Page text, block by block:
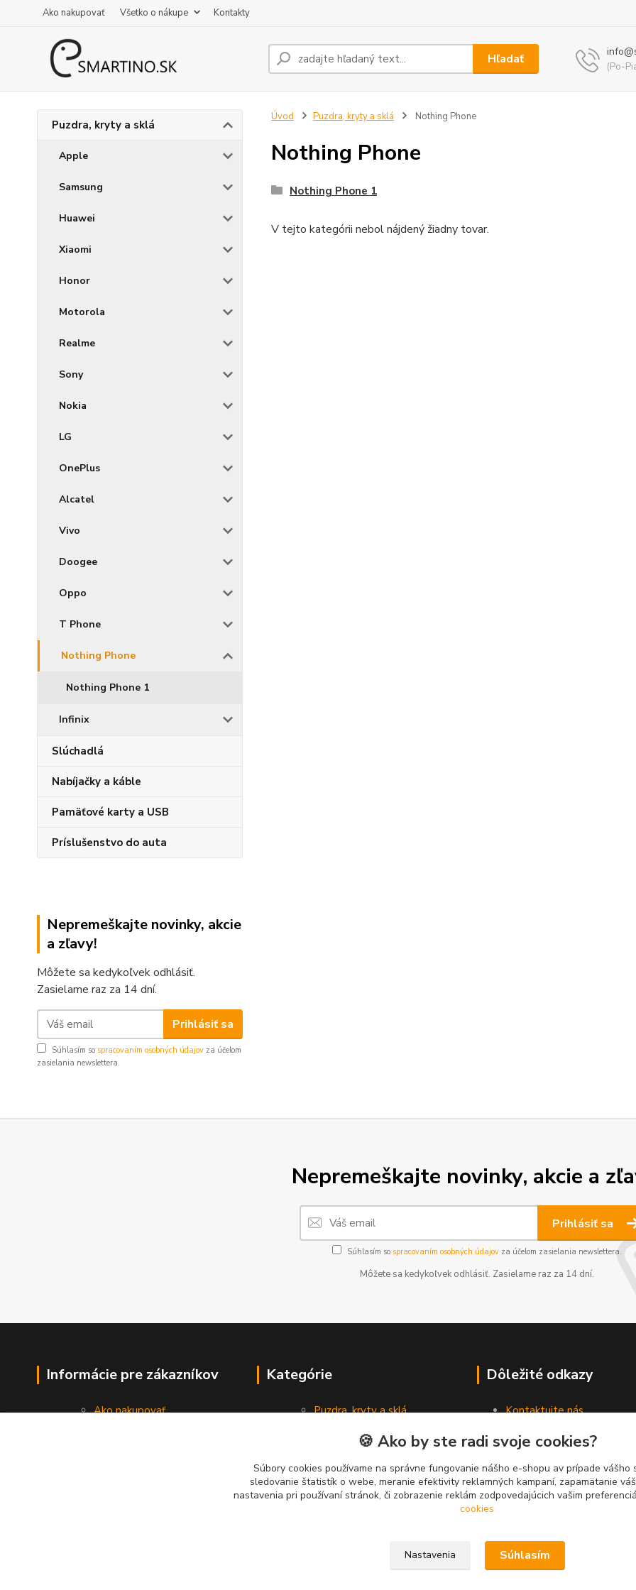
Ako nakupovať Všetko o nákupe Kontakty
Hľadať
(Po-
Puzdra, kryty a sklá
Apple
Samsung
Huawei
Xiaomi
Honor
Motorola
Realme
Sony
Nokia
LG
OnePlus
Alcatel
Vivo
Doogee
Oppo
T Phone
Nothing Phone
Nothing Phone 1
Infinix
Slúchadlá
Nabíjačky a káble
Pamäťové karty a USB
Príslušenstvo do auta
Nepremeškajte novinky, akcie
a zľavy!
Môžete sa kedykoľvek odhlásiť.
Zasielame raz za 14 dní.
Prihlásiť sa
Súhlasím so spracovaním osobných údajov za účelom
zasielania newslettera.
Úvod Puzdra, kryty a sklá Nothing Phone
Nothing Phone
Nothing Phone 1
V tejto kategórii nebol nájdený žiadny tovar.
Nepremeškajte novinky, akcie a
Prihlásiť sa
Súhlasím so spracovaním osobných údajov za účelom zasielania newslettera.
Môžete sa kedykoľvek odhlásiť. Zasielame raz za 14 dní.
Informácie pre zákazníkov
Ako nakupovať
Kategórie
Puzdra, kryty a sklá
Nabíjačky a káble
Pamäťové karty a USB
Príslušenstvo do auta
Dôležité odkazy
Kontaktujte nás
hľadali?
🍪 Ako by ste radi svoje cookies?
Súbory cookies používame na správne fungovanie nášho e-shopu av prípade vášho
sledovanie štatistík o webe, meranie efektivity reklamných kampaní, zapamätanie
nastavenia pri používaní stránok, či zobrazenie reklám zodpovedajúcich vašim
cookies
Nastavenia Súhlasím